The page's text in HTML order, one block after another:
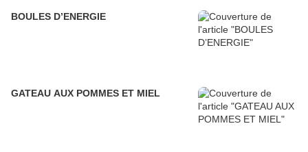
BOULES D’ENERGIE
GATEAU AUX POMMES ET MIEL